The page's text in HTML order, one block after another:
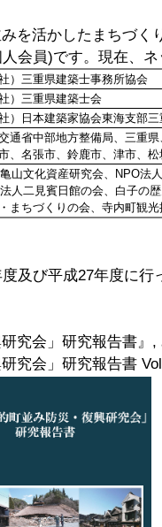
を活かしたまちづく
会員)です。現在、
社）三重県建築士事務所協会
社）三重県建築士会
社）日本建築家協会東海支部
通省中部地方整備局、三重
、名張市、鈴鹿市、津市、
山文化資産研究会、NPO法
人二見賓日館の会、白子の
まちづくりの会、寺内町観
及び平成27年度に
究会」研究報告書
究会」研究報告書